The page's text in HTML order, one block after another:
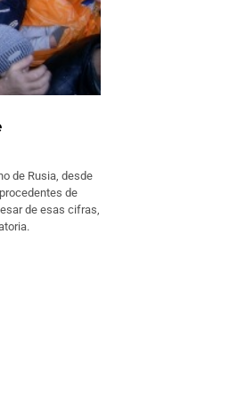
de Rusia, desde
de
de esas cifras,